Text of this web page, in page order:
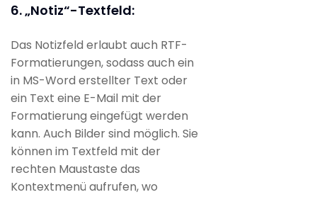
6. „Notiz“-Textfeld:
Das Notizfeld erlaubt auch RTF-
Formatierungen, sodass auch ein
in MS-Word erstellter Text oder
ein Text eine E-Mail mit der
Formatierung eingefügt werden
kann. Auch Bilder sind möglich. Sie
können im Textfeld mit der
rechten Maustaste das
Kontextmenü aufrufen, wo